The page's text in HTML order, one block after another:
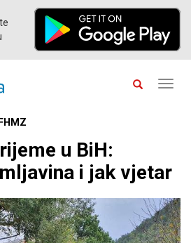
u BiH:
i jak vjetar